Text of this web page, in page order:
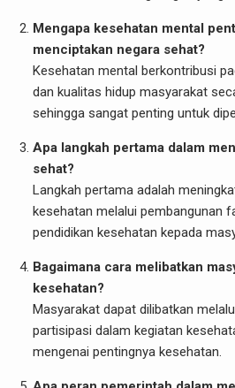
Mengapa kesehatan mental
menciptakan negara sehat?
Kesehatan mental berkontribusi
dan kualitas hidup masyarakat
sehingga sangat penting untuk
Apa langkah pertama dalam
sehat?
Langkah pertama adalah
kesehatan melalui pembangunan
pendidikan kesehatan kepada
Bagaimana cara melibatkan
kesehatan?
Masyarakat dapat dilibatkan
partisipasi dalam kegiatan
mengenai pentingnya kesehatan.